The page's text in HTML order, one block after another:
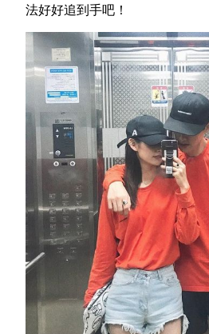
法好好追到手吧！